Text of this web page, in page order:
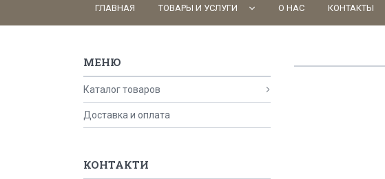
ГЛАВНАЯ ТОВАРЫ И УСЛУГИ О НАС КОНТАКТЫ
Каталог товаров
Доставка и оплата
КОНТАКТИ